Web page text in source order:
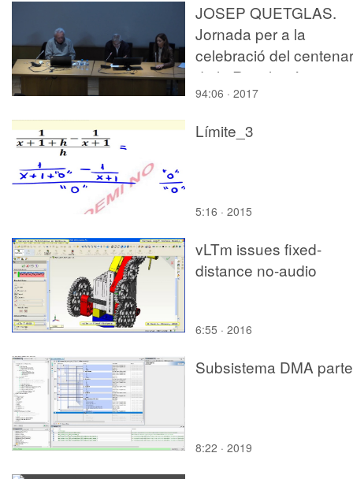
JOSEP QUETGLAS.
Jornada per a la
celebració del
de la Revolució russa
(1917-2017). Tress
Corbusier per a
94:06 · 2017
Límite_3
5:16 · 2015
vLTm issues fixed-
distance no-audio
6:55 · 2016
Subsistema DMA
8:22 · 2019